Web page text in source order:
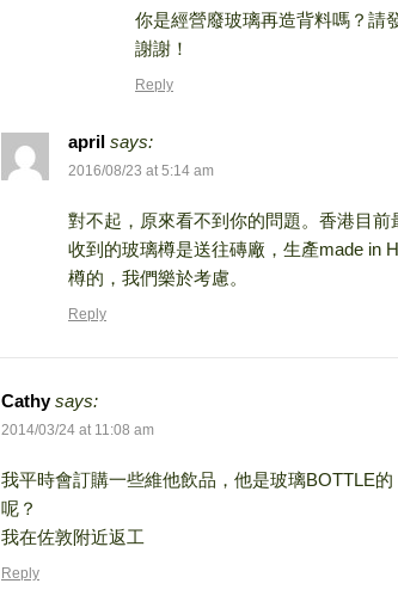
你是經營廢玻璃再造背料嗎？請
謝謝！
Reply
april says:
2016/08/23 at 5:14 am
對不起，原來看不到你的問題。香港目
收到的玻璃樽是送往磚廠，生產made in
樽的，我們樂於考慮。
Reply
Cathy says:
2014/03/24 at 11:08 am
我平時會訂購一些維他飲品，他是玻璃BOTTLE
呢？
我在佐敦附近返工
Reply